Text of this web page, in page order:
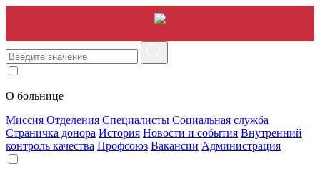
О больнице
Миссия Отделения Специалисты Социальная служба
Страничка донора История Новости и события Внутренний
контроль качества Профсоюз Вакансии Администрация